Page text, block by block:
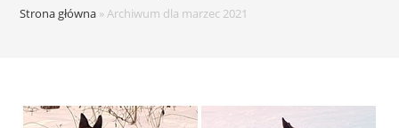
Strona główna »Archiwum dla marzec 2021